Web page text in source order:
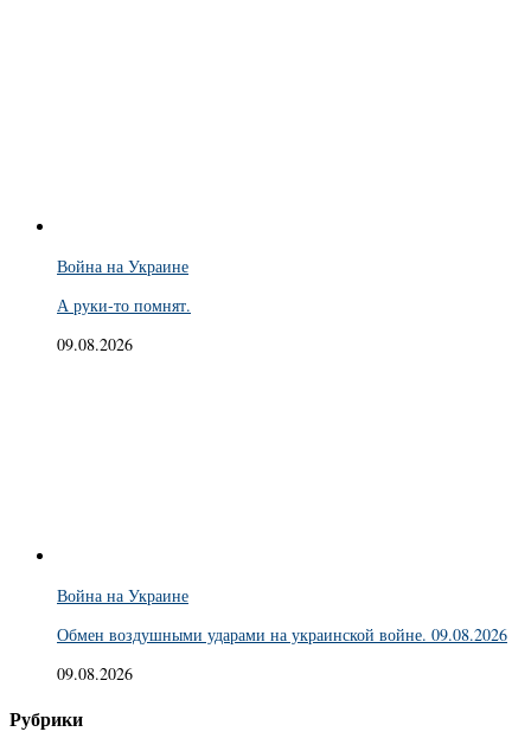
Война на Украине
А руки-то помнят.
09.08.2026
Война на Украине
Обмен воздушными ударами на украинской войне. 09.08.2026
09.08.2026
Рубрики